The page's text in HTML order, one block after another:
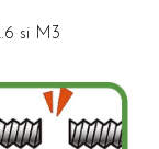
si M3